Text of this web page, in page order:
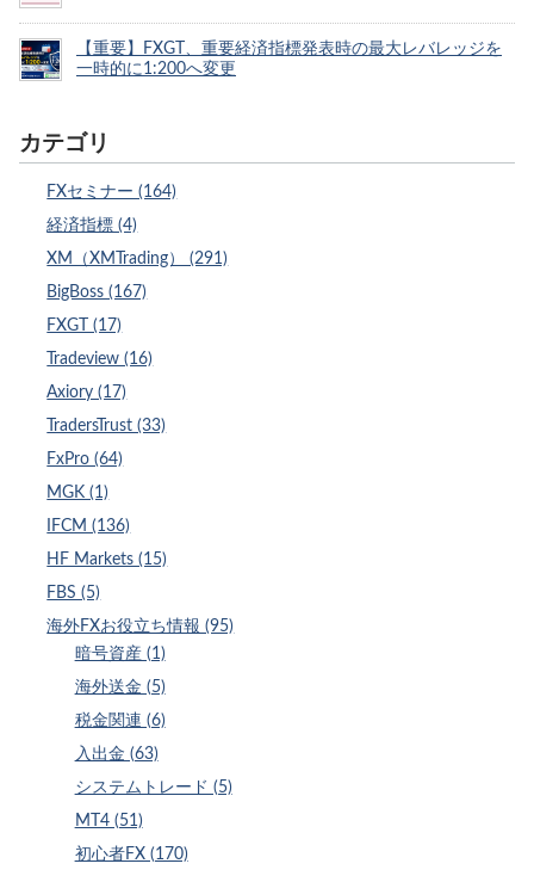
【重要】FXGT、重要経済指標発表時の最大レバレッジを
一時的に1:200へ変更
カテゴリ
FXセミナー (164)
経済指標 (4)
XM（XMTrading） (291)
BigBoss (167)
FXGT (17)
Tradeview (16)
Axiory (17)
TradersTrust (33)
FxPro (64)
MGK (1)
IFCM (136)
HF Markets (15)
FBS (5)
海外FXお役立ち情報 (95)
暗号資産 (1)
海外送金 (5)
税金関連 (6)
入出金 (63)
システムトレード (5)
MT4 (51)
初心者FX (170)